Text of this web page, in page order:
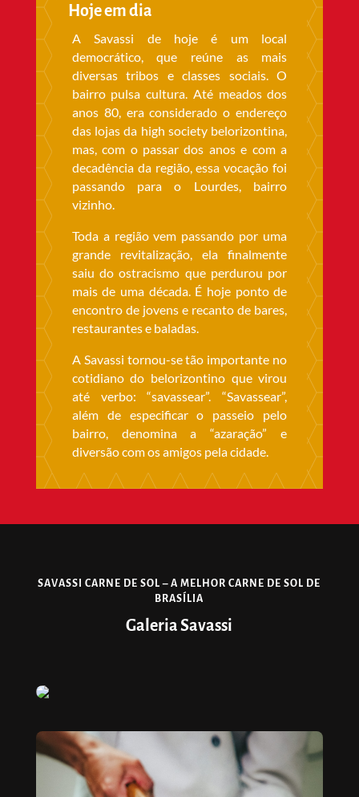
Hoje em dia
A Savassi de hoje é um local
democrático, que reúne as mais
diversas tribos e classes sociais. O
bairro pulsa cultura. Até meados dos
anos 80, era considerado o endereço
das lojas da high society belorizontina,
mas, com o passar dos anos e com a
decadência da região, essa vocação foi
passando para o Lourdes, bairro
vizinho.
Toda a região vem passando por uma
grande revitalização, ela finalmente
saiu do ostracismo que perdurou por
mais de uma década. É hoje ponto de
encontro de jovens e recanto de bares,
restaurantes e baladas.
A Savassi tornou-se tão importante no
cotidiano do belorizontino que virou
até verbo: “savassear”. “Savassear”,
além de especificar o passeio pelo
bairro, denomina a “azaração” e
diversão com os amigos pela cidade.
SAVASSI CARNE DE SOL – A MELHOR CARNE DE SOL DE
BRASÍLIA
Galeria Savassi